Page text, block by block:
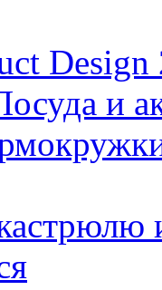
Design
и